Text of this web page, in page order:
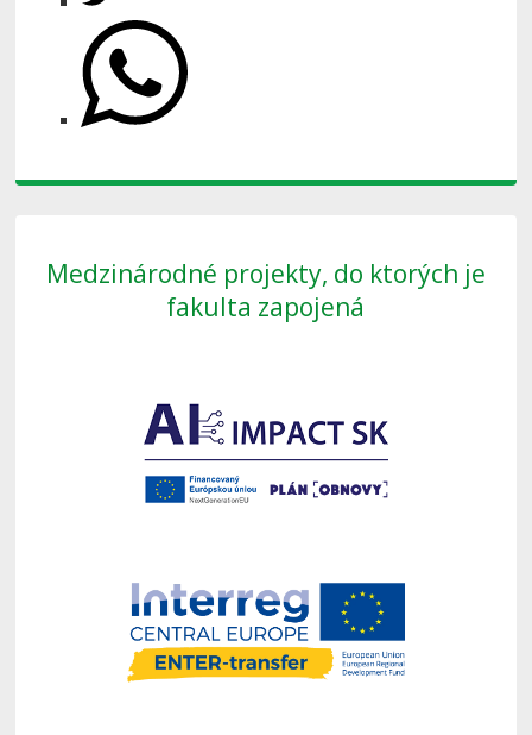
Medzinárodné projekty, do ktorých je
fakulta zapojená